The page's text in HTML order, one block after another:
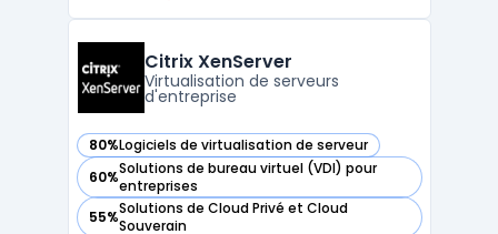
Idéale pour les entreprises, Proxmox facilite
la mise en place ...
Citrix XenServer
Virtualisation de serveurs
d'entreprise
80%Logiciels de virtualisation de serveur
— voir Citrix XenServer dans cette catégorie
60%Solutions de bureau virtuel (VDI) pour
entreprises
— voir Citrix XenServer dans cette catégorie
55%Solutions de Cloud Privé et Cloud
Souverain
— voir Citrix XenServer dans cette catégorie